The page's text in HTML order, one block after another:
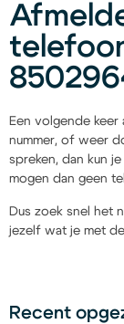
Een volgende
nummer, of weer
spreken, dan kun
mogen dan geen
Dus zoek snel het
jezelf wat je met
Recent